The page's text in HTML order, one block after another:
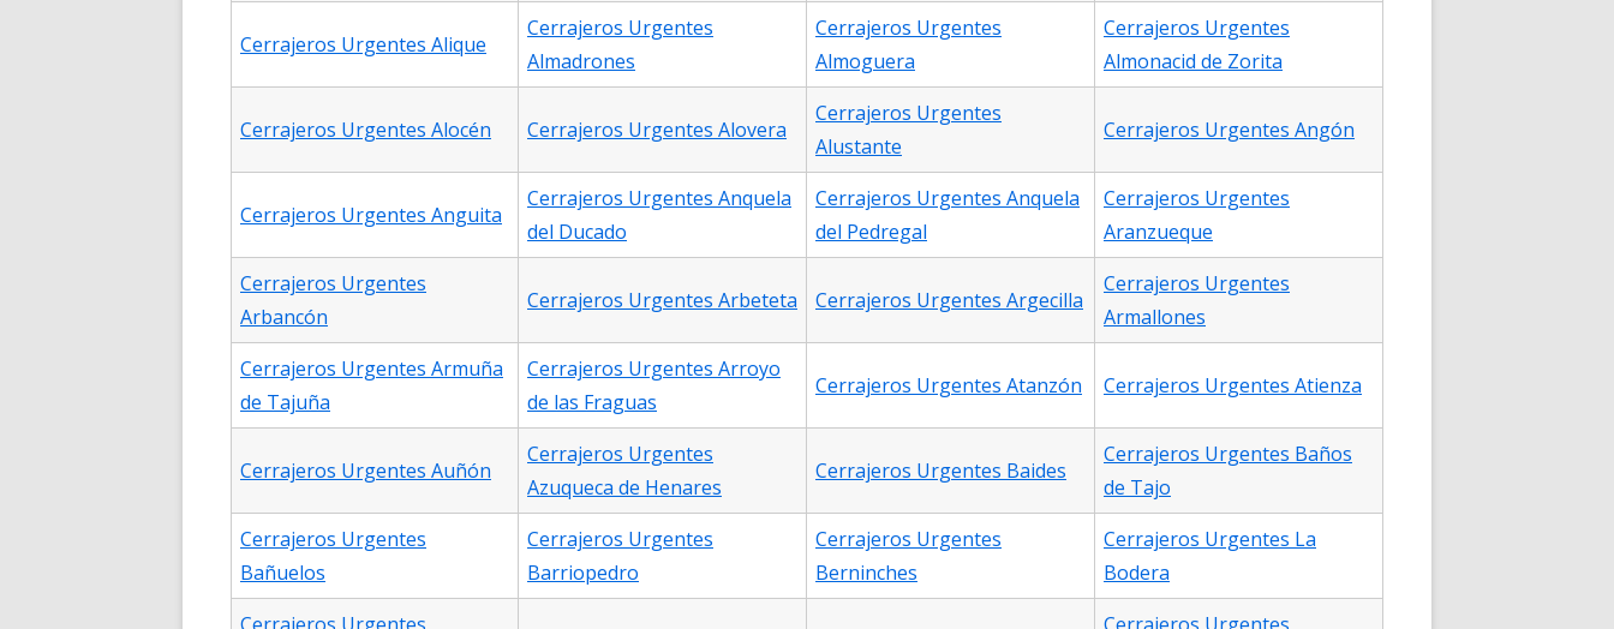
Cerrajeros Urgentes Alique
Cerrajeros Urgentes
Almadrones
Cerrajeros Urgentes
Almoguera
Cerrajeros Urgentes
Almonacid de Zorita
Cerrajeros Urgentes Alocén Cerrajeros Urgentes Alovera
Cerrajeros Urgentes
Alustante
Cerrajeros Urgentes Angón
Cerrajeros Urgentes Anguita
Cerrajeros Urgentes Anquela
del Ducado
Cerrajeros Urgentes Anquela
del Pedregal
Cerrajeros Urgentes
Aranzueque
Cerrajeros Urgentes
Arbancón
Cerrajeros Urgentes Arbeteta Cerrajeros Urgentes Argecilla
Cerrajeros Urgentes
Armallones
Cerrajeros Urgentes Armuña
de Tajuña
Cerrajeros Urgentes Arroyo
de las Fraguas
Cerrajeros Urgentes Atanzón Cerrajeros Urgentes Atienza
Cerrajeros Urgentes Auñón
Cerrajeros Urgentes
Azuqueca de Henares
Cerrajeros Urgentes Baides
Cerrajeros Urgentes Baños
de Tajo
Cerrajeros Urgentes
Bañuelos
Cerrajeros Urgentes
Barriopedro
Cerrajeros Urgentes
Berninches
Cerrajeros Urgentes La
Bodera